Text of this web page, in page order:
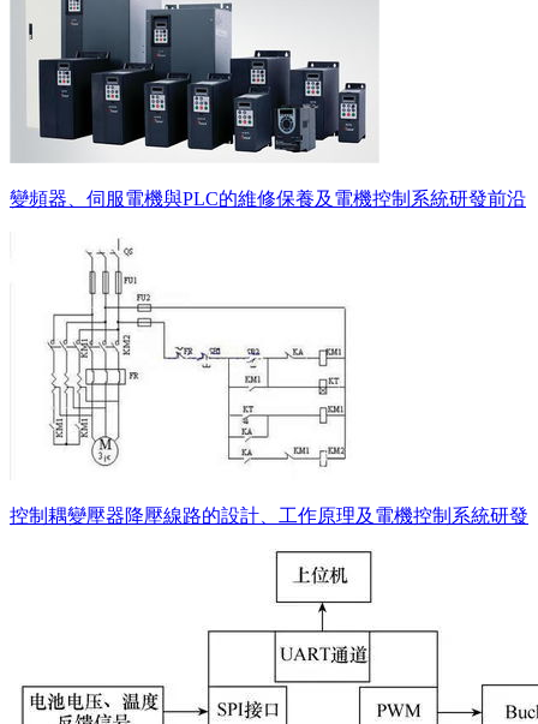
變頻器、伺服電機與PLC的維修保養及電機控制系統研發前沿
控制耦變壓器降壓線路的設計、工作原理及電機控制系統研發